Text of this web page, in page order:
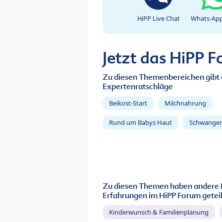
HiPP Live Chat Whats-
Jetzt das HiPP
Zu diesen Themenbereichen gibt
Expertenratschläge
Beikost-Start Milchnahrung
Rund um Babys Haut
Zu diesen Themen haben andere
Erfahrungen im HiPP Forum
Kinderwunsch & Familienplanung